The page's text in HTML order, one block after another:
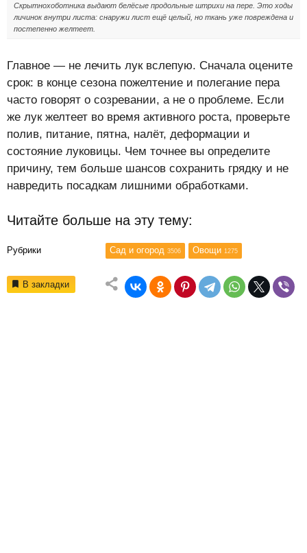
Скрытнохоботника выдают белёсые продольные штрихи на пере. Это ходы
личинок внутри листа: снаружи лист ещё целый, но ткань уже повреждена и
постепенно желтеет.
Главное — не лечить лук вслепую. Сначала оцените
срок: в конце сезона пожелтение и полегание пера
часто говорят о созревании, а не о проблеме. Если
же лук желтеет во время активного роста, проверьте
полив, питание, пятна, налёт, деформации и
состояние луковицы. Чем точнее вы определите
причину, тем больше шансов сохранить грядку и не
навредить посадкам лишними обработками.
Читайте больше на эту тему:
Рубрики Сад и огород 3506 Овощи 1275
В закладки